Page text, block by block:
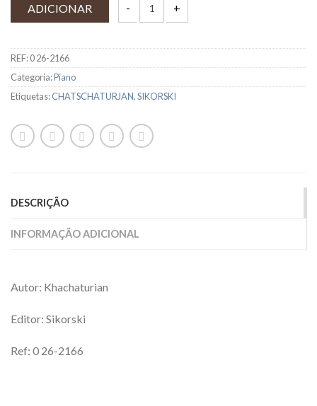
ADICIONAR
REF:0 26-2166
Categoria:Piano
Etiquetas:CHATSCHATURJAN,SIKORSKI
DESCRIÇÃO
INFORMAÇÃO ADICIONAL
Autor: Khachaturian
Editor: Sikorski
Ref: 0 26-2166